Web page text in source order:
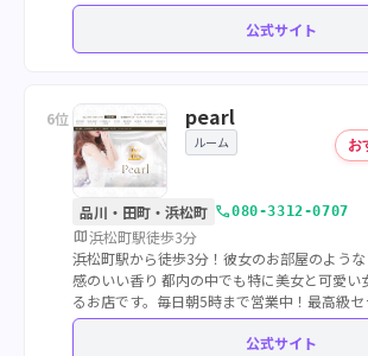
公式サイト
6位 pearl
ルーム お
品川・田町・浜松町 call080-3312-0707
map浜松町駅徒歩3分
浜松町駅から徒歩3分！彼女のお部屋のよう
感のいい香り 都内の中でも特に美女と可愛い
るお店です。毎日朝5時まで営業中！最高級
ペシャルマッサージを思う存分お楽しみくだ
公式サイト